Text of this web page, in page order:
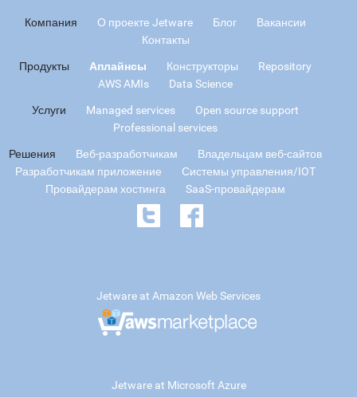
Компания О проекте Jetware Блог
Вакансии
Контакты
Продукты Аплайнсы Конструкторы
Repository
AWS AMIs
Data Science
Услуги Managed services
Open source support
Professional services
Решения Веб-разработчикам
Владельцам веб-сайтов
Разработчикам приложение
Системы управления/IOT
Провайдерам хостинга
SaaS-провайдерам
Jetware at Amazon Web Services
Jetware at Microsoft Azure